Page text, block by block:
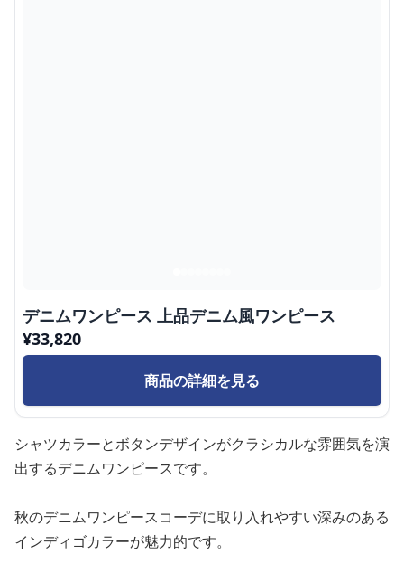
デニムワンピース 上品デニム風ワンピース
¥33,820
商品の詳細を見る
シャツカラーとボタンデザインがクラシカルな雰囲気を演
出するデニムワンピースです。
秋のデニムワンピースコーデに取り入れやすい深みのある
インディゴカラーが魅力的です。